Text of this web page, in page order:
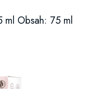
ml Obsah: 75 ml